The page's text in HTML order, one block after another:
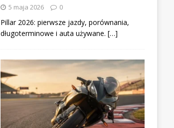
5 maja 2026 0
Pillar 2026: pierwsze jazdy, porównania,
długoterminowe i auta używane. […]